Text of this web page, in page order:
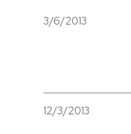
Politica
3/6/2013
12/3/2013